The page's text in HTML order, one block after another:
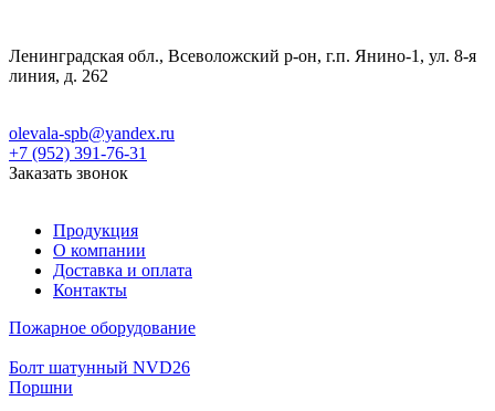
Ленинградская обл., Всеволожский р-он, г.п. Янино-1, ул. 8-я
линия, д. 262
olevala-spb@yandex.ru
+7 (952) 391-76-31
Заказать звонок
Продукция
О компании
Доставка и оплата
Контакты
Пожарное оборудование
Болт шатунный NVD26
Поршни